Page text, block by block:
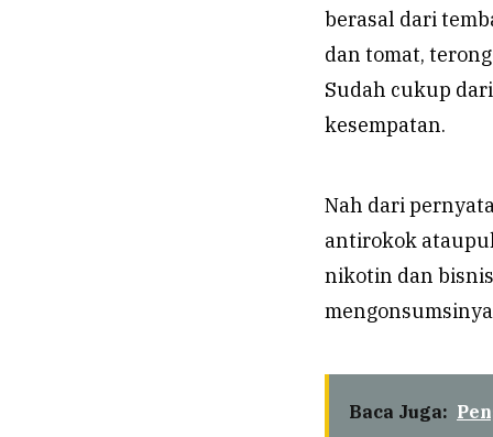
berasal dari
dan tomat,
Sudah cukup
kesempatan.
Nah dari
antirokok
nikotin dan
Baca Juga: